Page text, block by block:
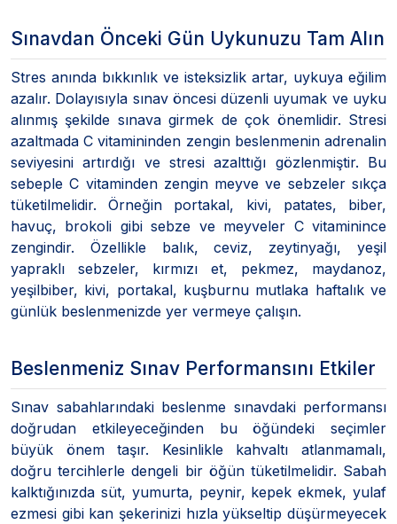
Sınavdan Önceki Gün Uykunuzu Tam Alın
Stres anında bıkkınlık ve isteksizlik artar, uykuya eğilim
azalır. Dolayısıyla sınav öncesi düzenli uyumak ve uyku
alınmış şekilde sınava girmek de çok önemlidir. Stresi
azaltmada C vitamininden zengin beslenmenin adrenalin
seviyesini artırdığı ve stresi azalttığı gözlenmiştir. Bu
sebeple C vitaminden zengin meyve ve sebzeler sıkça
tüketilmelidir. Örneğin portakal, kivi, patates, biber,
havuç, brokoli gibi sebze ve meyveler C vitaminince
zengindir. Özellikle balık, ceviz, zeytinyağı, yeşil
yapraklı sebzeler, kırmızı et, pekmez, maydanoz,
yeşilbiber, kivi, portakal, kuşburnu mutlaka haftalık ve
günlük beslenmenizde yer vermeye çalışın.
Beslenmeniz Sınav Performansını Etkiler
Sınav sabahlarındaki beslenme sınavdaki performansı
doğrudan etkileyeceğinden bu öğündeki seçimler
büyük önem taşır. Kesinlikle kahvaltı atlanmamalı,
doğru tercihlerle dengeli bir öğün tüketilmelidir. Sabah
kalktığınızda süt, yumurta, peynir, kepek ekmek, yulaf
ezmesi gibi kan şekerinizi hızla yükseltip düşürmeyecek